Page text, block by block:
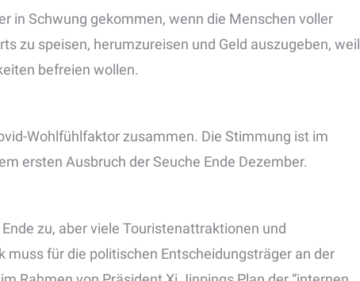
in Schwung gekommen, wenn die Menschen voller
zu speisen, herumzureisen und Geld auszugeben, weil
befreien wollen.
Wohlfühlfaktor zusammen. Die Stimmung ist im
ersten Ausbruch der Seuche Ende Dezember.
zu, aber viele Touristenattraktionen und
für die politischen Entscheidungsträger an der